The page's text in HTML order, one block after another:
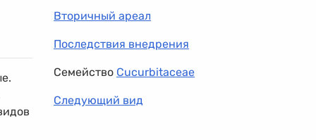
Вторичный ареал
Последствия внедрения
Семейство Cucurbitaceae
Следующий вид